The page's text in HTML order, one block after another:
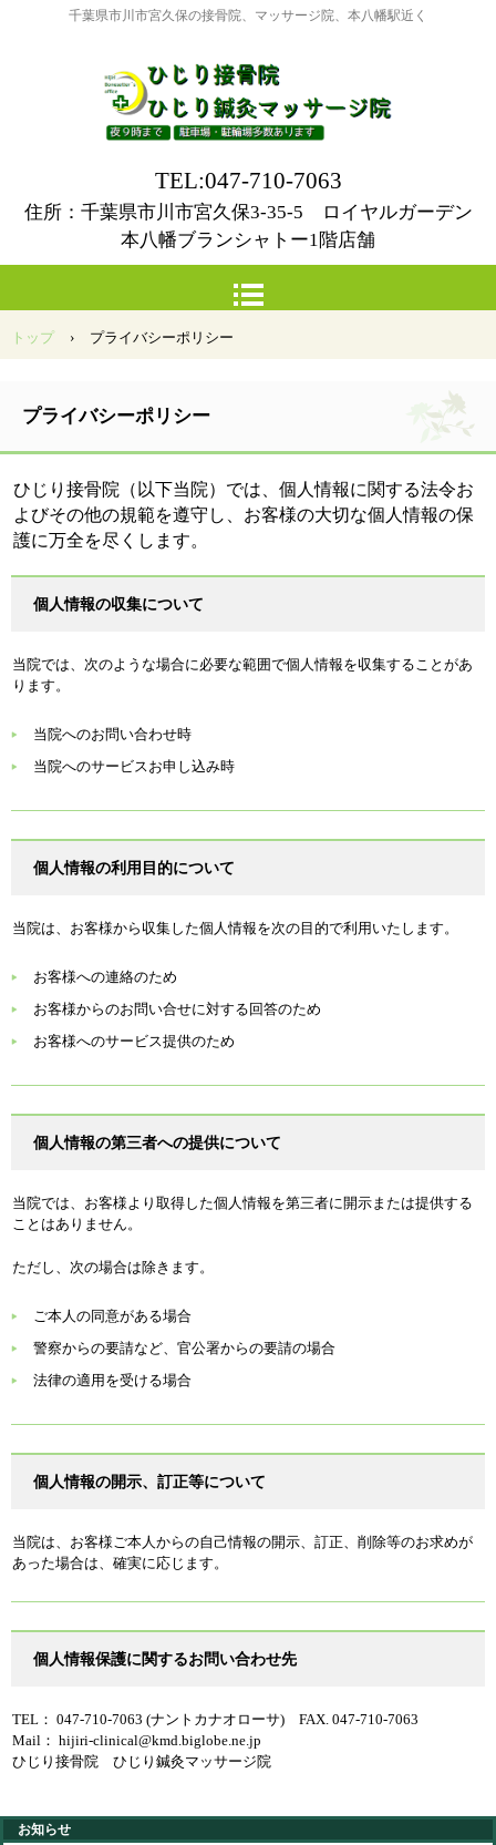
千葉県市川市宮久保の接骨院、マッサージ院、本八幡駅近く
TEL:047-710-7063
住所：千葉県市川市宮久保3-35-5 ロイヤルガーデン
本八幡ブランシャトー1階店舗
トップ › プライバシーポリシー
プライバシーポリシー
ひじり接骨院（以下当院）では、個人情報に関する法令お
よびその他の規範を遵守し、お客様の大切な個人情報の保
護に万全を尽くします。
個人情報の収集について
当院では、次のような場合に必要な範囲で個人情報を収集することがあ
ります。
当院へのお問い合わせ時
当院へのサービスお申し込み時
個人情報の利用目的について
当院は、お客様から収集した個人情報を次の目的で利用いたします。
お客様への連絡のため
お客様からのお問い合せに対する回答のため
お客様へのサービス提供のため
個人情報の第三者への提供について
当院では、お客様より取得した個人情報を第三者に開示または提供する
ことはありません。
ただし、次の場合は除きます。
ご本人の同意がある場合
警察からの要請など、官公署からの要請の場合
法律の適用を受ける場合
個人情報の開示、訂正等について
当院は、お客様ご本人からの自己情報の開示、訂正、削除等のお求めが
あった場合は、確実に応じます。
個人情報保護に関するお問い合わせ先
TEL： 047-710-7063 (ナントカナオローサ) FAX. 047-710-7063
Mail： hijiri-clinical@kmd.biglobe.ne.jp
ひじり接骨院 ひじり鍼灸マッサージ院
お知らせ